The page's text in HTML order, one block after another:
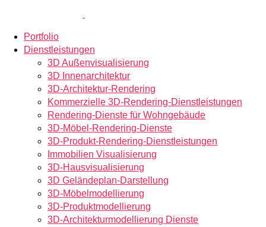
Portfolio
Dienstleistungen
3D Außenvisualisierung
3D Innenarchitektur
3D-Architektur-Rendering
Kommerzielle 3D-Rendering-Dienstleistungen
Rendering-Dienste für Wohngebäude
3D-Möbel-Rendering-Dienste
3D-Produkt-Rendering-Dienstleistungen
Immobilien Visualisierung
3D-Hausvisualisierung
3D Geländeplan-Darstellung
3D-Möbelmodellierung
3D-Produktmodellierung
3D-Architekturmodellierung Dienste